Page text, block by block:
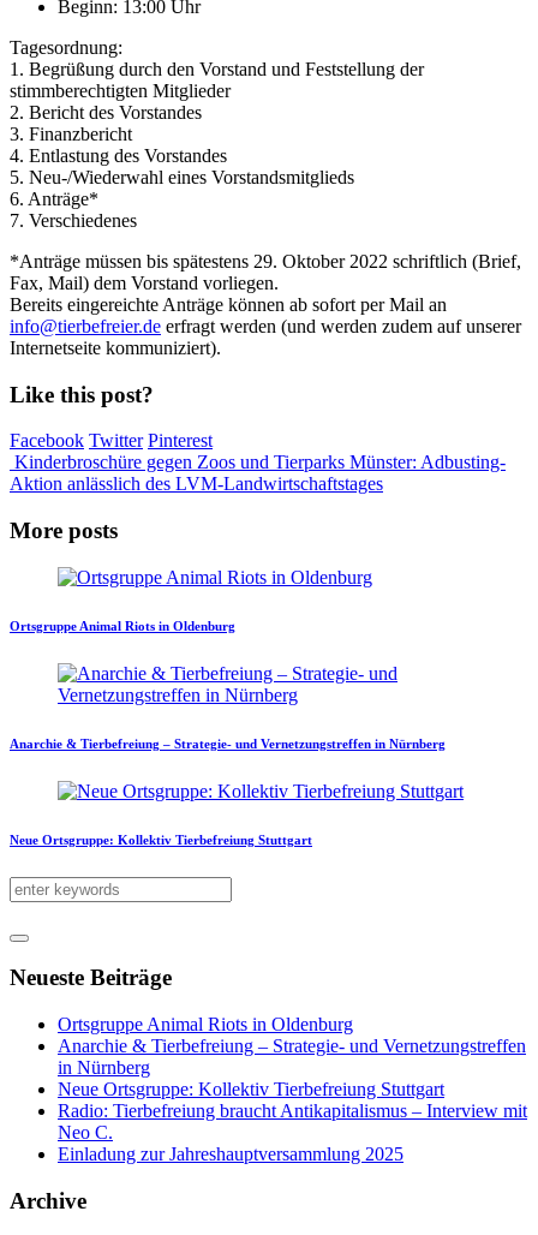
Beginn: 13:00 Uhr
Tagesordnung:
1. Begrüßung durch den Vorstand und Feststellung der
stimmberechtigten Mitglieder
2. Bericht des Vorstandes
3. Finanzbericht
4. Entlastung des Vorstandes
5. Neu-/Wiederwahl eines Vorstandsmitglieds
6. Anträge*
7. Verschiedenes
*Anträge müssen bis spätestens 29. Oktober 2022 schriftlich (Brief,
Fax, Mail) dem Vorstand vorliegen.
Bereits eingereichte Anträge können ab sofort per Mail an
info@tierbefreier.de erfragt werden (und werden zudem auf unserer
Internetseite kommuniziert).
Like this post?
Facebook Twitter Pinterest
Kinderbroschüre gegen Zoos und Tierparks Münster: Adbusting-
Aktion anlässlich des LVM-Landwirtschaftstages
More posts
Ortsgruppe Animal Riots in Oldenburg
Anarchie & Tierbefreiung – Strategie- und Vernetzungstreffen in Nürnberg
Neue Ortsgruppe: Kollektiv Tierbefreiung Stuttgart
Neueste Beiträge
Ortsgruppe Animal Riots in Oldenburg
Anarchie & Tierbefreiung – Strategie- und Vernetzungstreffen
in Nürnberg
Neue Ortsgruppe: Kollektiv Tierbefreiung Stuttgart
Radio: Tierbefreiung braucht Antikapitalismus – Interview mit
Neo C.
Einladung zur Jahreshauptversammlung 2025
Archive